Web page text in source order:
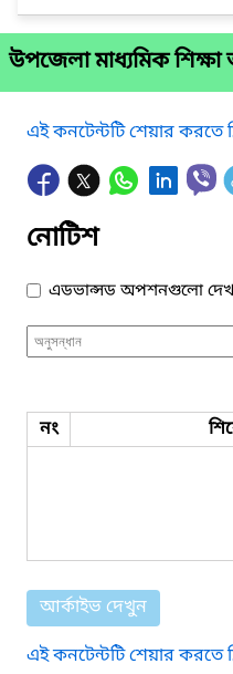
উপজেলা মাধ্যমিক
এই কনটেন্টটি শেয়ার করতে
নোটিশ
এডভান্সড অপশনগুলো
নং
আর্কাইভ দেখুন
এই কনটেন্টটি শেয়ার করতে